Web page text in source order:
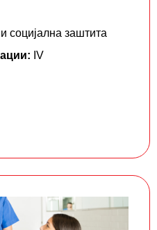
социјална заштита
IV